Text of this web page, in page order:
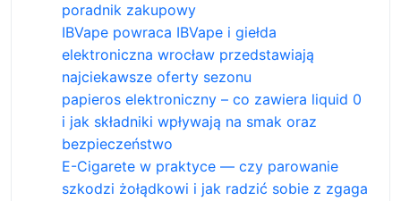
poradnik zakupowy
IBVape powraca IBVape i giełda
elektroniczna wrocław przedstawiają
najciekawsze oferty sezonu
papieros elektroniczny – co zawiera liquid 0
i jak składniki wpływają na smak oraz
bezpieczeństwo
E-Cigarete w praktyce — czy parowanie
szkodzi żołądkowi i jak radzić sobie z zgaga